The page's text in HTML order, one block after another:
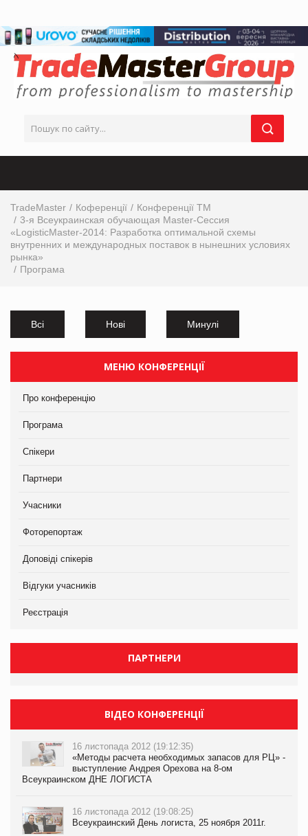
TradeMaster Коференції
Конференції ТМ
3-я Всеукраинская обучающая Master-Cессия
«LogisticMaster-2014: Разработка оптимальной схемы
внутренних и международных поставок в нынешних условиях
рынка»
Програма
Всі Нові Минулі
МЕНЮ КОНФЕРЕНЦІЇ
Про конференцію
Програма
Спікери
Партнери
Учасники
Фоторепортаж
Доповіді спікерів
Відгуки учасників
Реєстрація
ПАРТНЕРИ
ВІДЕО КОНФЕРЕНЦІЇ
16 листопада 2012 (19:12:35)
«Методы расчета необходимых запасов для РЦ» -
выступление Андрея Орехова на 8-ом
Всеукраинском ДНЕ ЛОГИСТА
16 листопада 2012 (19:08:25)
Всеукраинский День логиста, 25 ноября 2011г.